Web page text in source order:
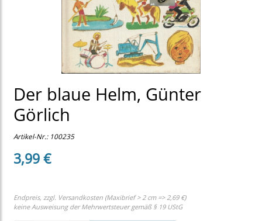
Der blaue Helm, Günter
Görlich
Artikel-Nr.: 100235
3,99 €
Endpreis, zzgl. Versandkosten (Maxibrief > 2 cm => 2,69 €)
keine Ausweisung der Mehrwertsteuer gemäß § 19 UStG